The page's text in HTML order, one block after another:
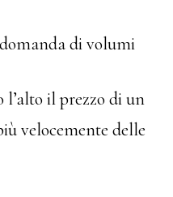
di volumi
l’alto il prezzo di un
velocemente delle